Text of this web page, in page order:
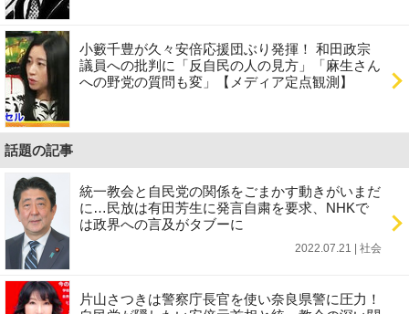
小籔千豊が久々安倍応援団ぶり発揮！ 和田政宗
議員への批判に「反自民の人の見方」「麻生さん
への野党の質問も変」【メディア定点観測】
話題の記事
統一教会と自民党の関係をごまかす動きがいまだ
に…民放は有田芳生に発言自粛を要求、NHKで
は政界への言及がタブーに
2022.07.21 | 社会
片山さつきは警察庁長官を使い奈良県警に圧力！